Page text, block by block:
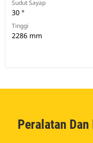
Sudut Sayap
30 °
Tinggi
2286 mm
Peralatan